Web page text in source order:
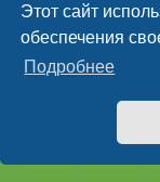
Этот сайт
обеспечения
Подробнее
Главная Форумы
Time: 0.048s|